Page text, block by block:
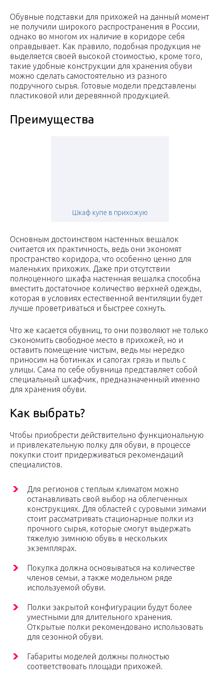
Обувные подставки для прихожей на данный момент
не получили широкого распространения в России,
однако во многом их наличие в коридоре себя
оправдывает. Как правило, подобная продукция не
выделяется своей высокой стоимостью, кроме того,
такие удобные конструкции для хранения обуви
можно сделать самостоятельно из разного
подручного сырья. Готовые модели представлены
пластиковой или деревянной продукцией.
Преимущества
Шкаф купе в прихожую
Основным достоинством настенных вешалок
считается их практичность, ведь они экономят
пространство коридора, что особенно ценно для
маленьких прихожих. Даже при отсутствии
полноценного шкафа настенная вешалка способна
вместить достаточное количество верхней одежды,
которая в условиях естественной вентиляции будет
лучше проветриваться и быстрее сохнуть.
Что же касается обувниц, то они позволяют не только
сэкономить свободное место в прихожей, но и
оставить помещение чистым, ведь мы нередко
приносим на ботинках и сапогах грязь и пыль с
улицы. Сама по себе обувница представляет собой
специальный шкафчик, предназначенный именно
для хранения обуви.
Как выбрать?
Чтобы приобрести действительно функциональную
и привлекательную полку для обуви, в процессе
покупки стоит придерживаться рекомендаций
специалистов.
Для регионов с теплым климатом можно
останавливать свой выбор на облегченных
конструкциях. Для областей с суровыми зимами
стоит рассматривать стационарные полки из
прочного сырья, которые смогут выдержать
тяжелую зимнюю обувь в нескольких
экземплярах.
Покупка должна основываться на количестве
членов семьи, а также модельном ряде
используемой обуви.
Полки закрытой конфигурации будут более
уместными для длительного хранения.
Открытые полки рекомендовано использовать
для сезонной обуви.
Габариты моделей должны полностью
соответствовать площади прихожей.